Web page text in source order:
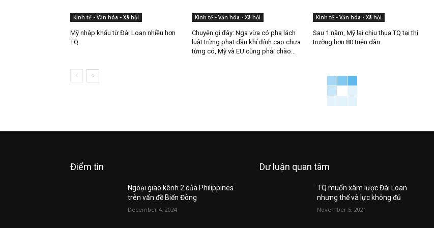
Kinh tế - Văn hóa - Xã hội
Mỹ nhập khẩu từ Đài Loan nhiều hơn
TQ
Kinh tế - Văn hóa - Xã hội
Chuyện gì đây: Nga vừa có pha lách
luật trừng phạt dầu khí đỉnh cao chưa
từng có, Mỹ và EU cũng phải chào...
Kinh tế - Văn hóa - Xã hội
Sau 1 năm, Mỹ lại chịu thua TQ tại thị
trường hơn 80 triệu dân
Điểm tin
Ngoại giao kênh 2 của Philippines
trên vấn đề Biển Đông
December 4, 2024
Dư luận quan tâm
TQ muốn xâm lược Đài Loan
nhưng thế và lực không đủ
November 5, 2021